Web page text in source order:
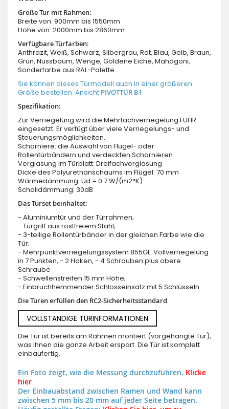
Größe Tür mit Rahmen:
Breite von: 900mm bis 1550mm
Höhe von: 2000mm bis 2860mm
Verfügbare Türfarben:
Anthrazit, Weiß, Schwarz, Silbergrau, Rot, Blau, Gelb, Braun,
Grün, Nussbaum, Wenge, Goldene Eiche, Mahagoni,
Sonderfarbe aus RAL-Palette
Sie können dieses Türmodell auch in einer größeren
Größe bestellen. Ansicht PIVOTTÜR B1
Spezifikation:
Zur Verriegelung wird die Mehrfachverriegelung FUHR
eingesetzt. Er verfügt über viele Verriegelungs- und
Steuerungsmöglichkeiten.
Scharniere: die Auswahl von Flügel- oder
Rollentürbändern und verdeckten Scharnieren.
Verglasung im Türblatt: Dreifachverglasung
Dicke des Polyurethanschaums im Flügel: 70 mm
Wärmedämmung: Ud = 0.7 W/(m2*K)
Schalldämmung: 30dB
Das Türset beinhaltet:
- Aluminiumtür und der Türrahmen;
- Türgriff aus rostfreiem Stahl;
- 3-teilige Rollentürbänder in der gleichen Farbe wie die
Tür;
- Mehrpunktverriegelungssystem 855GL: Vollverriegelung
in 7 Punkten, - 2 Haken, - 4 Schrauben plus obere
Schraube
- Schwellenstreifen 15 mm Höhe;
- Einbruchhemmender Schlosseinsatz mit 5 Schlüsseln
Die Türen erfüllen den RC2-Sicherheitsstandard
VOLLSTÄNDIGE TÜRINFORMATIONEN
Die Tür ist bereits am Rahmen montiert (vorgehängte Tür),
was Ihnen die ganze Arbeit erspart. Die Tür ist komplett
einbaufertig.
Ein Foto zeigt, wie die Messung durchzuführen. Klicke
hier
Der Einbauabstand zwischen Ramen und Wand kann
zwischen 5 mm bis 20 mm auf jeder Seite betragen.